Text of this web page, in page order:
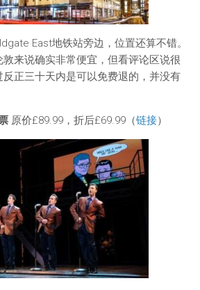
East地铁站旁边，位置还算不错。
来说确实非常便宜，但看评论区说很
正三十天内是可以免费退的，并没有
原价£89.99，折后£69.99（链接）